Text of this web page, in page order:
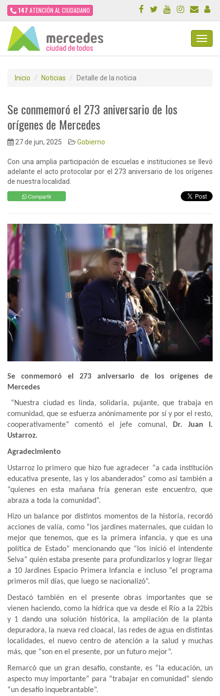
147 ATENCIÓN AL CIUDADANO
Inicio Noticias Detalle de la noticia
Se conmemoró el 273 aniversario de los
orígenes de Mercedes
27 de jun, 2025 Gobierno
Con una amplia participación de escuelas e instituciones se llevó
adelante el acto protocolar por el 273 aniversario de los orígenes
de nuestra localidad.
Compartir
Se conmemoró el 273 aniversario de los orígenes de
Mercedes
“Nuestra ciudad es linda, solidaria, pujante, que trabaja en
comunidad, que se esfuerza anónimamente por sí y por el resto,
cooperativamente” comentó el jefe comunal, Dr. Juan I.
Ustarroz.
Agradecimiento
Ustarroz lo primero que hizo fue agradecer “a cada institución
educativa presente, las y los abanderados” como así también a
“quienes en esta mañana fría generan este encuentro, que
abraza a toda la comunidad”.
Hizo un balance por distintos momentos de la historia, recordó
acciones de valía, como “los jardines maternales, que cuidan lo
mejor que tenemos, que es la primera infancia, y que es una
política de Estado” mencionando que “los inició el intendente
Selva” quién estaba presente para profundizarlos y lograr llegar
a 10 Jardines Espacio Primera Infancia e incluso “el programa
primeros mil días, que luego se nacionalizó”.
Destacó también en el presente obras importantes que se
vienen haciendo, como la hídrica que va desde el Río a la 22bis
y 1 dando una solución histórica, la ampliación de la planta
depuradora, la nueva red cloacal, las redes de agua en distintas
localidades, el nuevo centro de atención a la salud y muchas
más, que “son en el presente, por un futuro mejor”.
Remarcó que un gran desafío, constante, es “la educación, un
aspecto muy importante” para “trabajar en comunidad” siendo
“un desafío inquebrantable”.